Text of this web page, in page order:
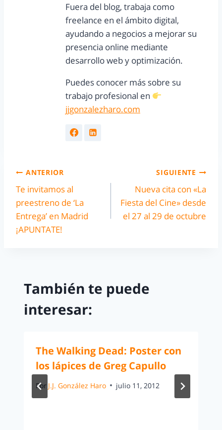
Fuera del blog, trabaja como
freelance en el ámbito digital,
ayudando a negocios a mejorar su
presencia online mediante
desarrollo web y optimización.
Puedes conocer más sobre su
trabajo profesional en
jjgonzalezharo.com
ANTERIOR
Te invitamos al
preestreno de ‘La
Entrega’ en Madrid
¡APUNTATE!
SIGUIENTE
Nueva cita con «La
Fiesta del Cine» desde
el 27 al 29 de octubre
También te puede
interesar:
The Walking Dead: Poster con
los lápices de Greg Capullo
Por J.J. González Haro julio 11, 2012